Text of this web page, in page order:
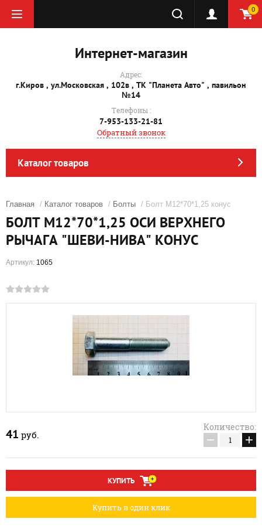
0
Интернет-магазин
Адрес:
г.Киров , ул.Московская , 102в , ТК "Планета Авто" , павильон
№14
Телефоны :
7-953-133-21-81
Обратный звонок
Каталог товаров
Главная / Каталог товаров / Болты / Болт М12*70*1,25 конус
БОЛТ М12*70*1,25 ОСИ ВЕРХНЕГО
РЫЧАГА "ШЕВИ-НИВА" КОНУС
Артикул: 1065
41 руб.
Количество:
− +
КУПИТЬ
Купить в один клик